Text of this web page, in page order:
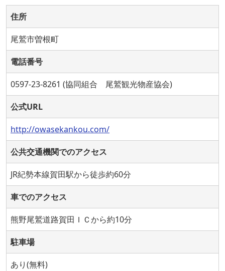
住所
尾鷲市曽根町
電話番号
0597-23-8261 (協同組合 尾鷲観光物産協会)
公式URL
http://owasekankou.com/
公共交通機関でのアクセス
JR紀勢本線賀田駅から徒歩約60分
車でのアクセス
熊野尾鷲道路賀田ＩＣから約10分
駐車場
あり(無料)